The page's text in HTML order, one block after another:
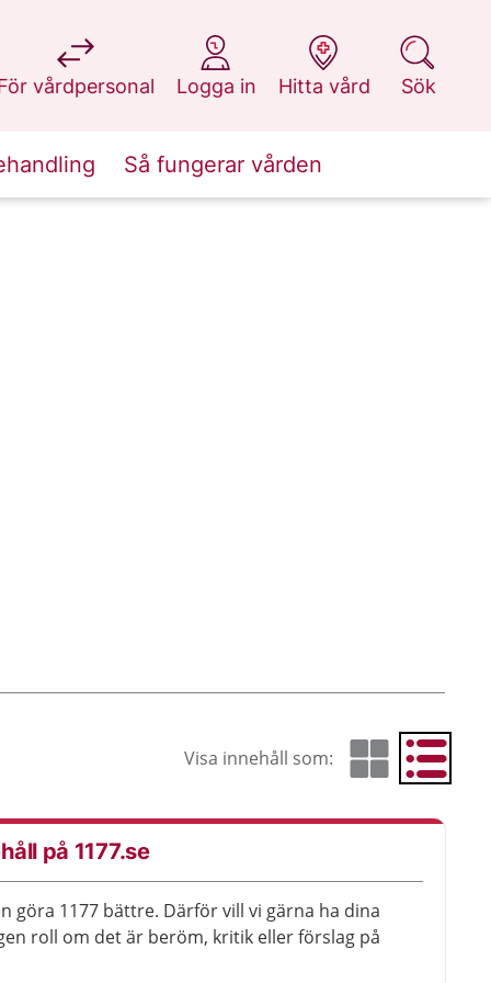
vårdpersonal
på 1177.se
Logga in
på 1177.se
Hitta vård
på 1177.se
Sök
på 1177.se
Så fungerar vården
Visa innehåll som: Visa som rutnät
Visa som
på 1177.se
göra 1177 bättre. Därför vill vi gärna ha dina
roll om det är beröm, kritik eller förslag på